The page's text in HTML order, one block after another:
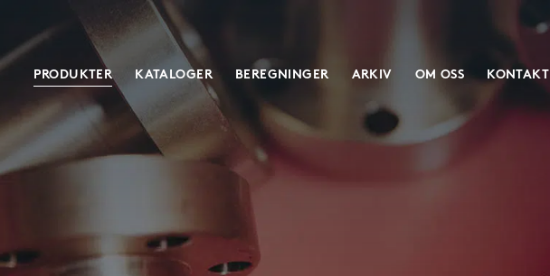
PRODUKTER
Maskindeler
Akselkoblinger
Skruejekker
Elektriske
aktuatorer
KATALOGER BEREGNINGER ARKIV OM OSS KONTAKT